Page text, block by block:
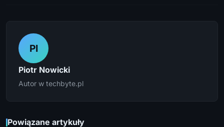
PI
Piotr Nowicki
Autor w techbyte.pl
Powiązane artykuły